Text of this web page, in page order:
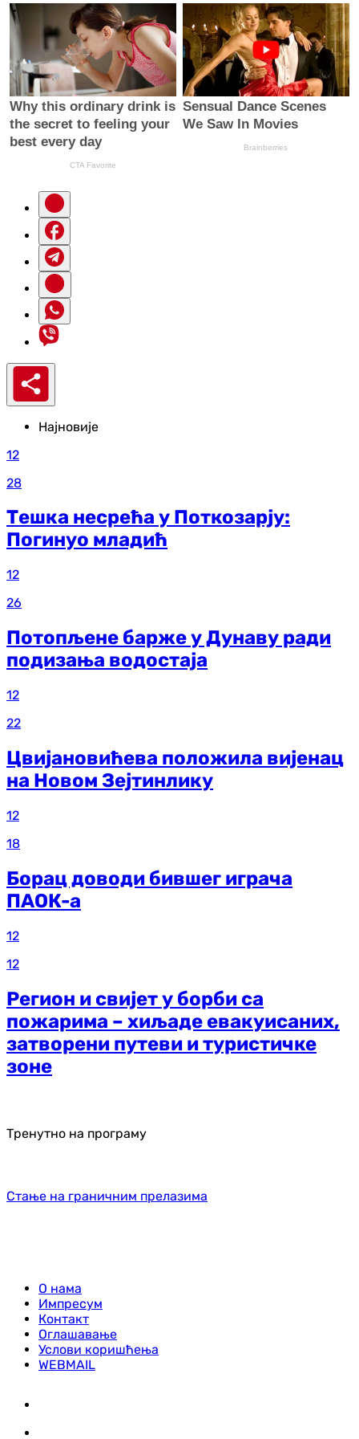
Најновије
12
28
Тешка несрећа у Поткозарју:
Погинуо младић
12
26
Потопљене барже у Дунаву ради
подизања водостаја
12
22
Цвијановићева положила вијенац
на Новом Зејтинлику
12
18
Борац доводи бившег играча
ПАОК-а
12
12
Регион и свијет у борби са
пожарима – хиљаде евакуисаних,
затворени путеви и туристичке
зоне
Тренутно на програму
Стање на граничним прелазима
О нама
Импресум
Контакт
Оглашавање
Услови коришћења
WEBMAIL